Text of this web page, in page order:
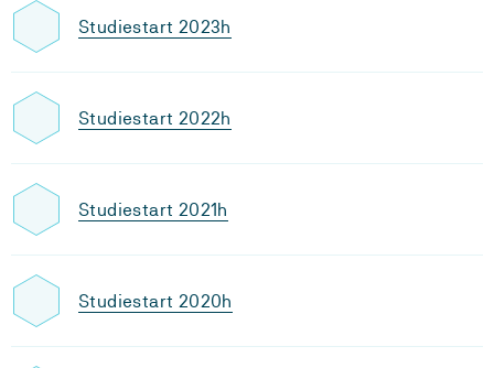
Studiestart 2023h
Studiestart 2022h
Studiestart 2021h
Studiestart 2020h